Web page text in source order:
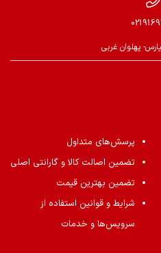
پهلوان غربی
پرسش‌های متداول
تضمین اصالت کالا و گارانتی اصلی
تضمین بهترین قیمت
شرایط و قوانین استفاده از
سرویس‌ها و خدمات